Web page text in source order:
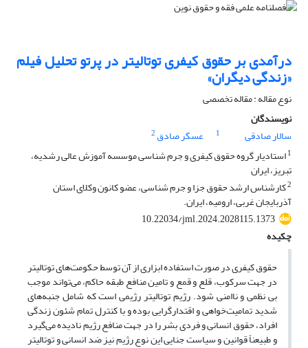
درآمدی بر حقوق کیفری توتالیتر در پرتو تحلیل فیلم
«زندگی دیگران»
نوع مقاله : مقاله تخصصی
نویسندگان
سالار صادقی
1 عسگر صادق 2
1استادیار گروه حقوق کیفری و جرم شناسی موسسه آموزش عالی رشدیه،
تبریز، ایران
2کارشناس ارشد حقوق جزا و جرم شناسی، عضو کانون وکلای استان
آذربایجان غربی، ارومیه، ایران.
10.22034/jml.2024.2028115.1373
چکیده
حقوق کیفری در صورت استفاده ابزاری از آن توسط حکومت‌های توتالیتر
در جهت سرکوب، قلع و قمع و تامین منافع طبقه حاکم، می‌تواند موجب
بی نظمی و ناامنی شود. رژیم توتالیتر رژیمی است که شامل جنبه‌های
شدید تمامیت‌خواهی و اقتدارگرایی بوده و با کنترل تمام شئون زندگی
افراد، حقوق انسانی و فردی بشر را در جهت منافع رژیم نادیده می‌گیرد
و طبیعناً قوانین و سیاست جنایی این نوع رژیم نیز ضد انسانی و توتالیتر